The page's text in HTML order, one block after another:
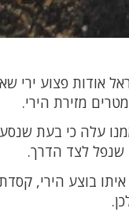
דיווח במוקד 100 של משטרת ישראל
עלה כי בעת
שנפל לצד הדרך.
בוצע הירי,